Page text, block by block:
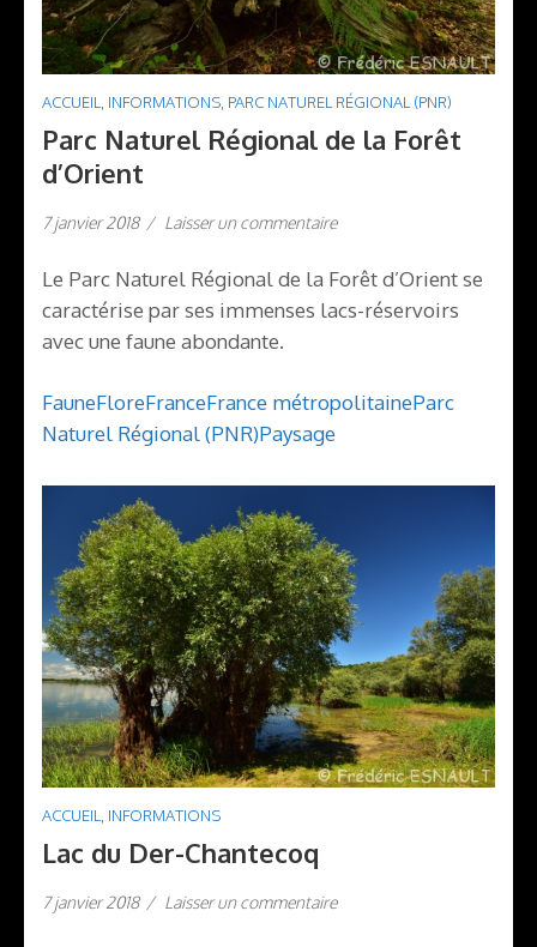
ACCUEIL INFORMATIONS PARC NATUREL RÉGIONAL (PNR)
Parc Naturel Régional de la Forêt
d’Orient
7 janvier 2018 / Laisser un commentaire
Le Parc Naturel Régional de la Forêt d’Orient se
caractérise par ses immenses lacs-réservoirs
avec une faune abondante.
FauneFloreFranceFrance métropolitaineParc
Naturel Régional (PNR)Paysage
ACCUEIL INFORMATIONS
Lac du Der-Chantecoq
7 janvier 2018 / Laisser un commentaire